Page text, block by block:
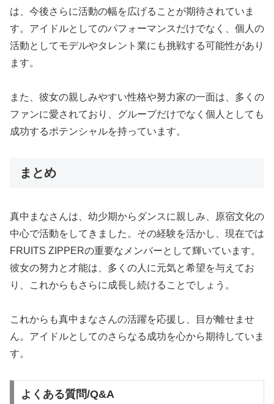
は、今後さらに活動の幅を広げることが期待されていま
す。アイドルとしてのパフォーマンスだけでなく、個人の
活動としてモデルやタレント業にも挑戦する可能性があり
ます。
また、彼女の親しみやすい性格や努力家の一面は、多くの
ファンに愛されており、グループだけでなく個人としても
成功するポテンシャルを持っています。
まとめ
真中まなさんは、幼少期からダンスに親しみ、原宿文化の
中心で活動をしてきました。その経験を活かし、現在では
FRUITS ZIPPERの重要なメンバーとして輝いています。
彼女の努力と才能は、多くの人に元気と希望を与えてお
り、これからもさらに成長し続けることでしょう。
これからも真中まなさんの活躍を応援し、目が離せませ
ん。アイドルとしてのさらなる成功を心から期待していま
す。
よくある質問/Q&A